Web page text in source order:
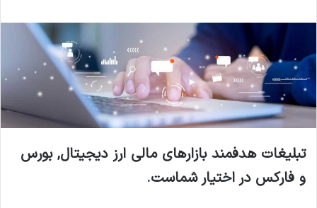
تبلیغات هدفمند بازارهای مالی ارز دیجیتال, بورس
و فارکس در اختیار شماست.